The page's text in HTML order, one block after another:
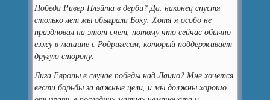
Победа Ривер Плэйта в дерби? Да, наконец спустя
столько лет мы обыграли Боку. Хотя я особо не
праздновал на этот счет, потому что сейчас обычно
езжу в машине с Родригесом, который поддерживает
другую сторону.
Лига Европы в случае победы над Лацио? Мне хочется
вести борьбы за важные цели, и мы должны хорошо